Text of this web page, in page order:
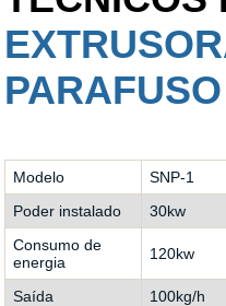
Modelo SNP-1
Poder instalado
30kw
Consumo de
energia
120kw
Saída 100kg/h